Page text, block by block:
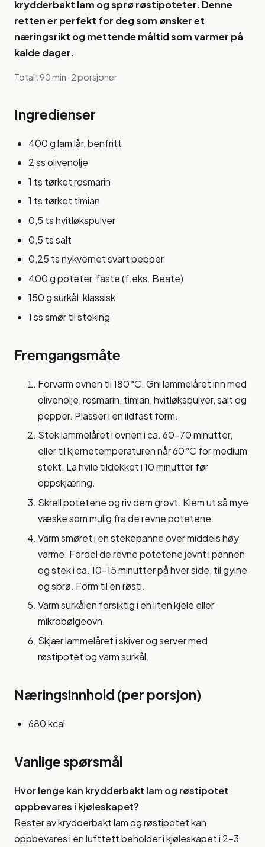
krydderbakt lam og sprø røstipoteter. Denne
retten er perfekt for deg som ønsker et
næringsrikt og mettende måltid som varmer på
kalde dager.
Totalt 90 min · 2 porsjoner
Ingredienser
400 g lam lår, benfritt
2 ss olivenolje
1 ts tørket rosmarin
1 ts tørket timian
0,5 ts hvitløkspulver
0,5 ts salt
0,25 ts nykvernet svart pepper
400 g poteter, faste (f.eks. Beate)
150 g surkål, klassisk
1 ss smør til steking
Fremgangsmåte
Forvarm ovnen til 180°C. Gni lammelåret inn med
olivenolje, rosmarin, timian, hvitløkspulver, salt og
pepper. Plasser i en ildfast form.
Stek lammelåret i ovnen i ca. 60-70 minutter,
eller til kjernetemperaturen når 60°C for medium
stekt. La hvile tildekket i 10 minutter før
oppskjæring.
Skrell potetene og riv dem grovt. Klem ut så mye
væske som mulig fra de revne potetene.
Varm smøret i en stekepanne over middels høy
varme. Fordel de revne potetene jevnt i pannen
og stek i ca. 10-15 minutter på hver side, til gylne
og sprø. Form til en røsti.
Varm surkålen forsiktig i en liten kjele eller
mikrobølgeovn.
Skjær lammelåret i skiver og server med
røstipotet og varm surkål.
Næringsinnhold (per porsjon)
680 kcal
Vanlige spørsmål
Hvor lenge kan krydderbakt lam og røstipotet
oppbevares i kjøleskapet?
Rester av krydderbakt lam og røstipotet kan
oppbevares i en lufttett beholder i kjøleskapet i 2-3